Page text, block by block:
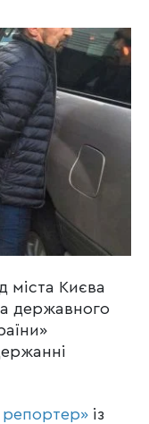
міста Києва
державного
із